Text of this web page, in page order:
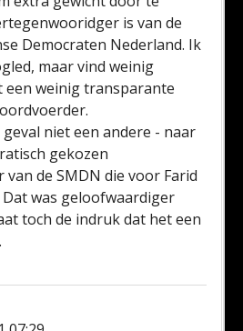
is van de
Democraten Nederland. Ik
maar vind weinig
weinig transparante
niet een andere - naar
gekozen
de SMDN die voor Farid
was geloofwaardiger
toch de indruk dat het een